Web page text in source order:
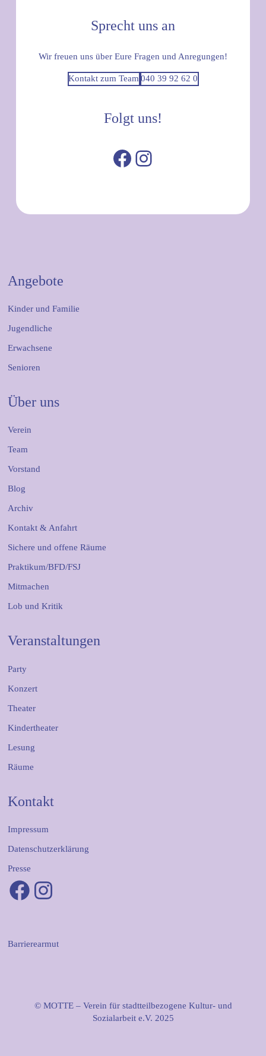
Sprecht uns an
Wir freuen uns über Eure Fragen und Anregungen!
Kontakt zum Team 040 39 92 62 0
Folgt uns!
Facebook
Instagram
Angebote
Kinder und Familie
Jugendliche
Erwachsene
Senioren
Über uns
Verein
Team
Vorstand
Blog
Archiv
Kontakt & Anfahrt
Sichere und offene Räume
Praktikum/BFD/FSJ
Mitmachen
Lob und Kritik
Veranstaltungen
Party
Konzert
Theater
Kindertheater
Lesung
Räume
Kontakt
Impressum
Datenschutzerklärung
Presse
Facebook Instagram
Barrierearmut
© MOTTE – Verein für stadtteilbezogene Kultur- und
Sozialarbeit e.V. 2025